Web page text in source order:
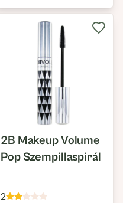
2B Makeup Volume
Pop Szempillaspirál
2